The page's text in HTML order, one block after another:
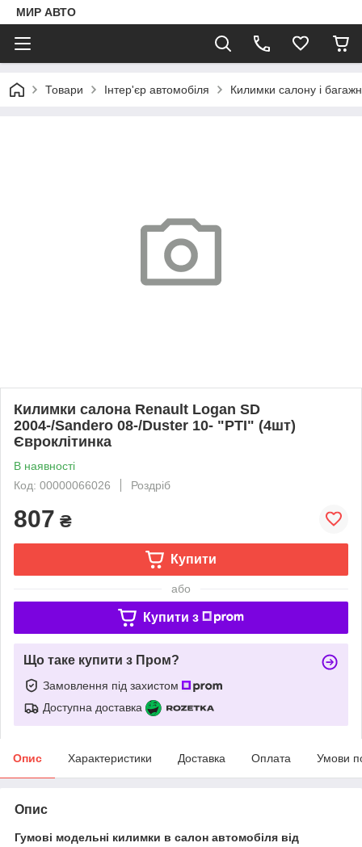
МИР АВТО
Товари Інтер'єр автомобіля Килимки салону і
Килимки салона Renault Logan SD
2004-/Sandero 08-/Duster 10- "РТІ" (4шт)
Євроклітинка
В наявності
Код: 00000066026
Роздріб
807 ₴
Купити
або
Купити з
Що таке купити з Пром?
Замовлення під захистом
Доступна доставка
Опис Характеристики Доставка Оплата Умови
Опис
Гумові модельні килимки в салон автомобіля від